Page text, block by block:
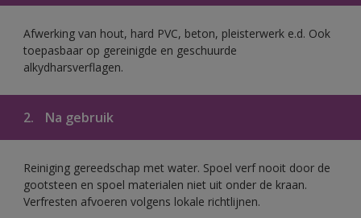
Afwerking van hout, hard PVC, beton, pleisterwerk e.d. Ook
toepasbaar op gereinigde en geschuurde
alkydharsverflagen.
2. Na gebruik
Reiniging gereedschap met water. Spoel verf nooit door de
gootsteen en spoel materialen niet uit onder de kraan.
Verfresten afvoeren volgens lokale richtlijnen.